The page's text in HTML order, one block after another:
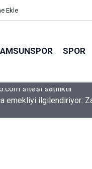
Ekle
SPOR
emekliyi ilgilendiriyor: